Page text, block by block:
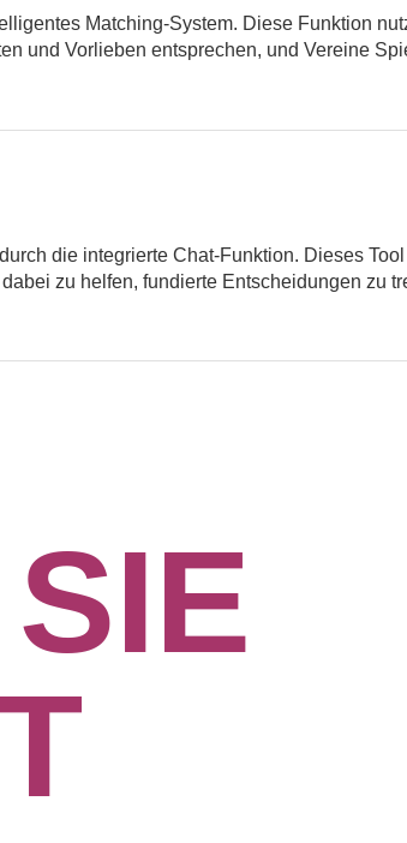
Matching-System. Diese Funktion
und Vorlieben entsprechen, und Vereine
die integrierte Chat-Funktion. Dieses
zu helfen, fundierte Entscheidungen zu
SIE